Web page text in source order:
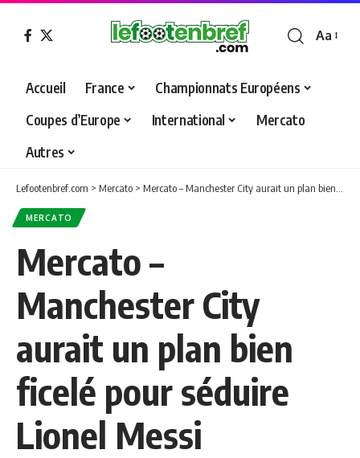
Font
Aa
Accueil France
Championnats Européens
Coupes d’Europe
International
Mercato
Autres
Lefootenbref.com > Mercato > Mercato – Manchester City aurait un plan bien ficelé pour séduire Lionel Messi
MERCATO
Mercato –
Manchester City
aurait un plan bien
ficelé pour séduire
Lionel Messi